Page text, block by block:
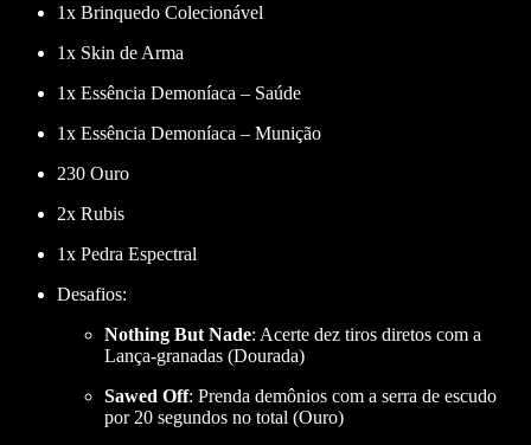
1x Brinquedo Colecionável
1x Skin de Arma
1x Essência Demoníaca – Saúde
1x Essência Demoníaca – Munição
230 Ouro
2x Rubis
1x Pedra Espectral
Desafios:
Nothing But Nade: Acerte dez tiros diretos com a
Lança-granadas (Dourada)
Sawed Off: Prenda demônios com a serra de escudo
por 20 segundos no total (Ouro)